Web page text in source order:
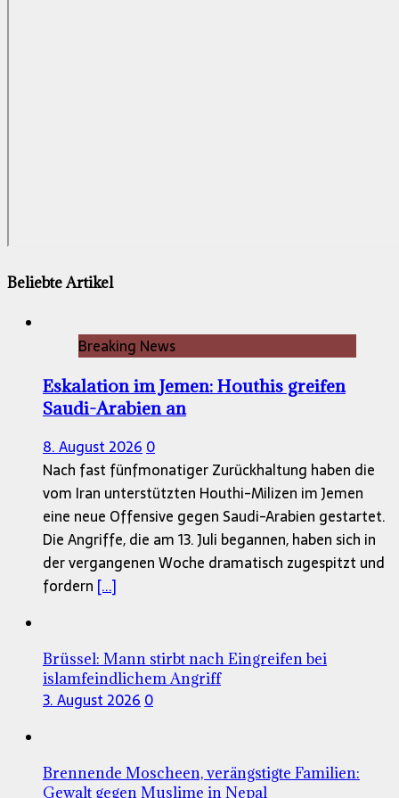
Beliebte Artikel
Breaking News
Eskalation im Jemen: Houthis greifen
Saudi-Arabien an
8. August 20260
Nach fast fünfmonatiger Zurückhaltung haben die
vom Iran unterstützten Houthi-Milizen im Jemen
eine neue Offensive gegen Saudi-Arabien gestartet.
Die Angriffe, die am 13. Juli begannen, haben sich in
der vergangenen Woche dramatisch zugespitzt und
fordern [...]
Brüssel: Mann stirbt nach Eingreifen bei
islamfeindlichem Angriff
3. August 20260
Brennende Moscheen, verängstigte Familien:
Gewalt gegen Muslime in Nepal